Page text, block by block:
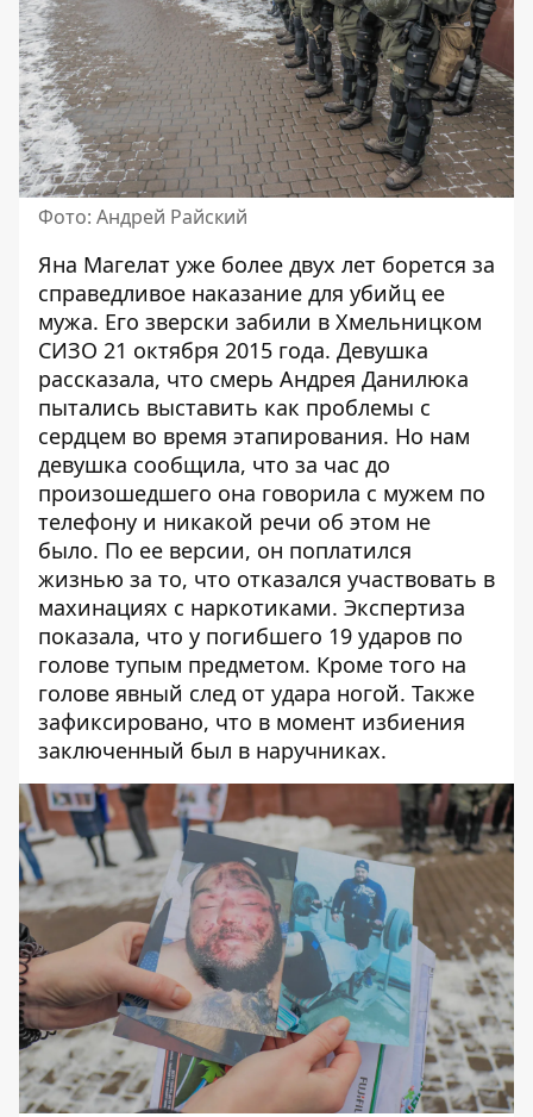
Фото: Андрей Райский
Яна Магелат уже более двух лет борется за
справедливое наказание для убийц ее
мужа. Его зверски забили в Хмельницком
СИЗО 21 октября 2015 года. Девушка
рассказала, что смерь Андрея Данилюка
пытались выставить как проблемы с
сердцем во время этапирования. Но нам
девушка сообщила, что за час до
произошедшего она говорила с мужем по
телефону и никакой речи об этом не
было. По ее версии, он поплатился
жизнью за то, что отказался участвовать в
махинациях с наркотиками. Экспертиза
показала, что у погибшего 19 ударов по
голове тупым предметом. Кроме того на
голове явный след от удара ногой. Также
зафиксировано, что в момент избиения
заключенный был в наручниках.